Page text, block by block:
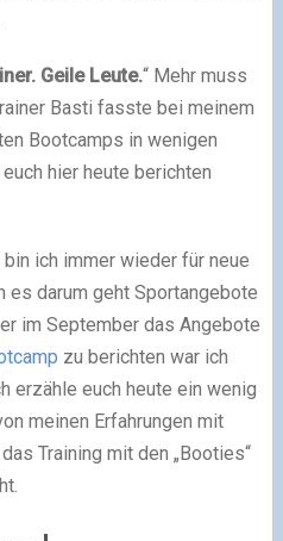
Geile Leute.“ Mehr muss
Basti fasste bei meinem
Bootcamps in wenigen
hier heute berichten
ich immer wieder für neue
es darum geht Sportangebote
im September das Angebote
zu berichten war ich
erzähle euch heute ein wenig
meinen Erfahrungen mit
Training mit den „Booties“